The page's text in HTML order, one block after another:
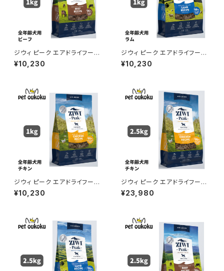
ジウィ ピーク エアドライフード
ビーフ 1kg 正規品 94210165
93170
¥10,230
ジウィ ピーク エアドライフード
ラム 1kg 正規品 9421016590
599
¥10,230
ジウィ ピーク エアドライフード
チキン レシピ 犬用 1kg 正規品
9421016594801
¥10,230
ジウィ ピーク エアドライフード
チキン レシピ 犬用 2.5kg 正規
品 9421016594788
¥23,980